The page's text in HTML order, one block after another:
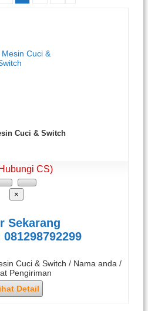
Cuci & Switch
CS)
×
Sekarang
Cuci & Switch / Nama anda /
Pengiriman
Detail